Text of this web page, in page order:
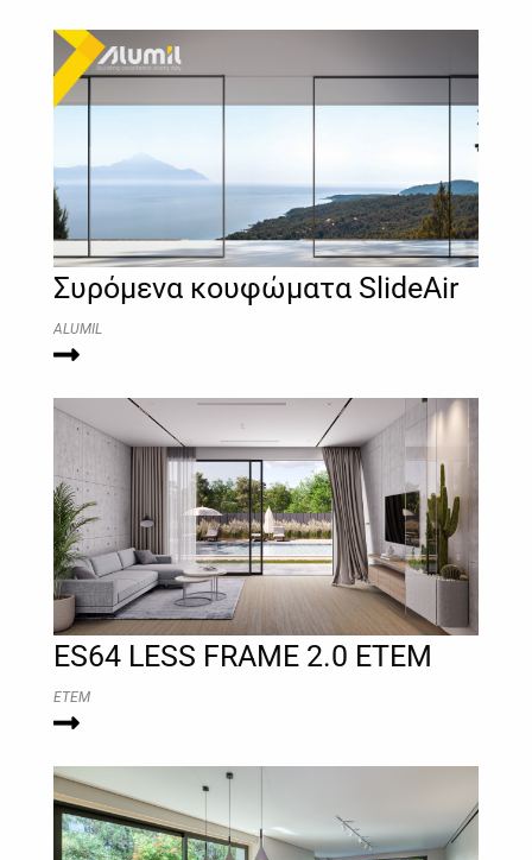
Συρόμενα κουφώματα SlideAir
ALUMIL
ES64 LESS FRAME 2.0 ΕΤΕΜ
ETEM